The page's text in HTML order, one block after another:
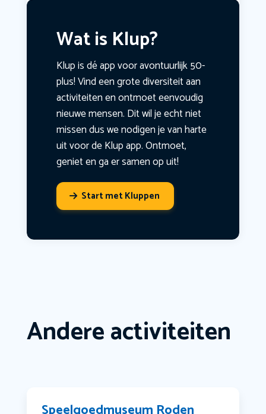
Wat is Klup?
Klup is dé app voor avontuurlijk 50-
plus! Vind een grote diversiteit aan
activiteiten en ontmoet eenvoudig
nieuwe mensen. Dit wil je echt niet
missen dus we nodigen je van harte
uit voor de Klup app. Ontmoet,
geniet en ga er samen op uit!
Start met Kluppen
Andere activiteiten